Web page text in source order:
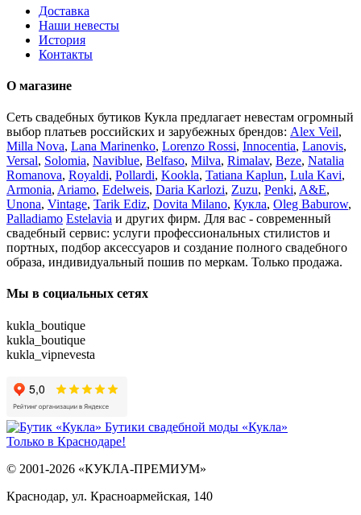
Доставка
Наши невесты
История
Контакты
О магазине
Сеть свадебных бутиков Кукла предлагает невестам огромный
выбор платьев российских и зарубежных брендов: Alex Veil,
Milla Nova, Lana Marinenko, Lorenzo Rossi, Innocentia, Lanovis,
Versal, Solomia, Naviblue, Belfaso, Milva, Rimalav, Beze, Natalia
Romanova, Royaldi, Pollardi, Kookla, Tatiana Kaplun, Lula Kavi,
Armonia, Ariamo, Edelweis, Daria Karlozi, Zuzu, Penki, A&Е,
Unona, Vintage, Tarik Ediz, Dovita Milano, Кукла, Oleg Baburow,
Palladiamo Estelavia и других фирм. Для вас - современный
свадебный сервис: услуги профессиональных стилистов и
портных, подбор аксессуаров и создание полного свадебного
образа, индивидуальный пошив по меркам. Только продажа.
Мы в социальных сетях
kukla_boutique
kukla_boutique
kukla_vipnevesta
Бутики свадебной моды «Кукла»
Только в Краснодаре!
© 2001-2026 «КУКЛА-ПРЕМИУМ»
Краснодар, ул. Красноармейская, 140